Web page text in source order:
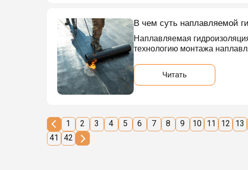
В чем суть наплавляемой
Наплавляемая
технологию монтажа
Читать
1 2 3 4 5 6 7 8 9 10 11 12 13
41
42